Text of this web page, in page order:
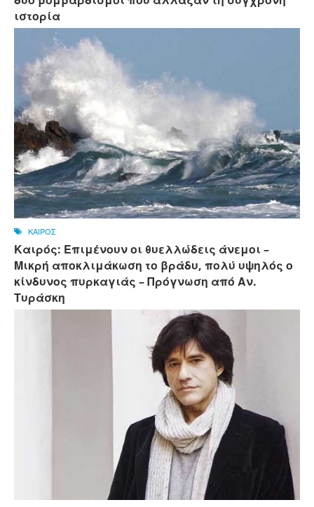
ιστορία
ΚΑΙΡΟΣ
Καιρός: Επιμένουν οι θυελλώδεις άνεμοι –
Μικρή αποκλιμάκωση το βράδυ, πολύ υψηλός ο
κίνδυνος πυρκαγιάς – Πρόγνωση από Αν.
Τυράσκη